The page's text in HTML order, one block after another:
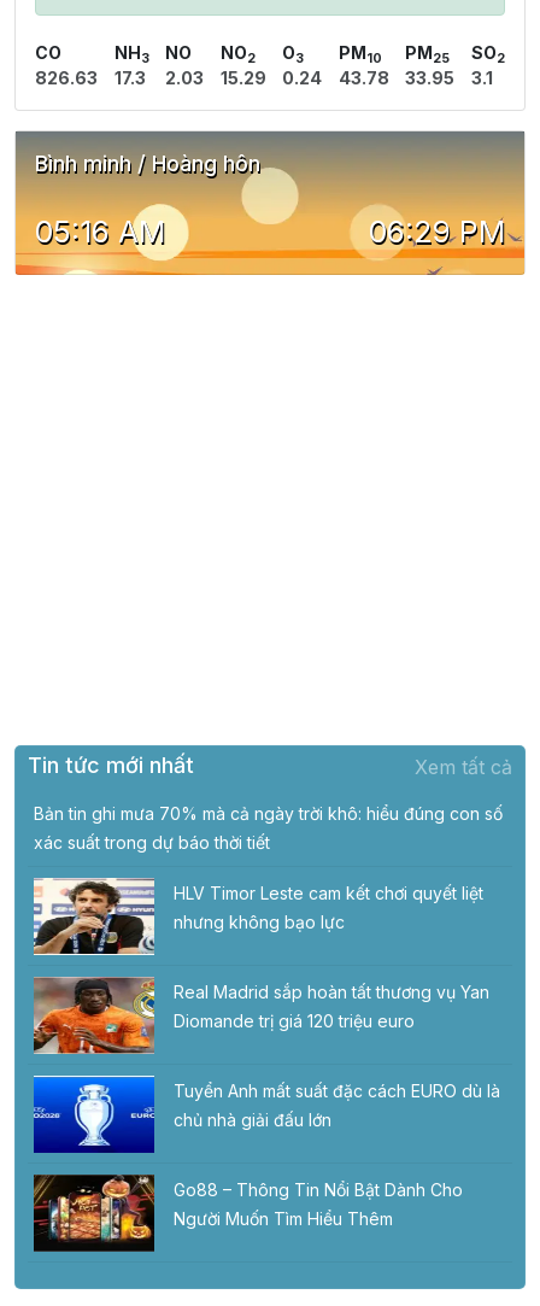
CO
826.63
NH 3
17.3
NO
2.03
NO2
15.29
O3
0.24
PM 10
43.78
PM 25
33.95
SO2
3.1
Bình minh / Hoàng hôn
05:16 AM 06:29 PM
Tin tức mới nhất Xem tất cả
Bản tin ghi mưa 70% mà cả ngày trời khô: hiểu đúng con số
xác suất trong dự báo thời tiết
HLV Timor Leste cam kết chơi quyết liệt
nhưng không bạo lực
Real Madrid sắp hoàn tất thương vụ Yan
Diomande trị giá 120 triệu euro
Tuyển Anh mất suất đặc cách EURO dù là
chủ nhà giải đấu lớn
Go88 – Thông Tin Nổi Bật Dành Cho
Người Muốn Tìm Hiểu Thêm